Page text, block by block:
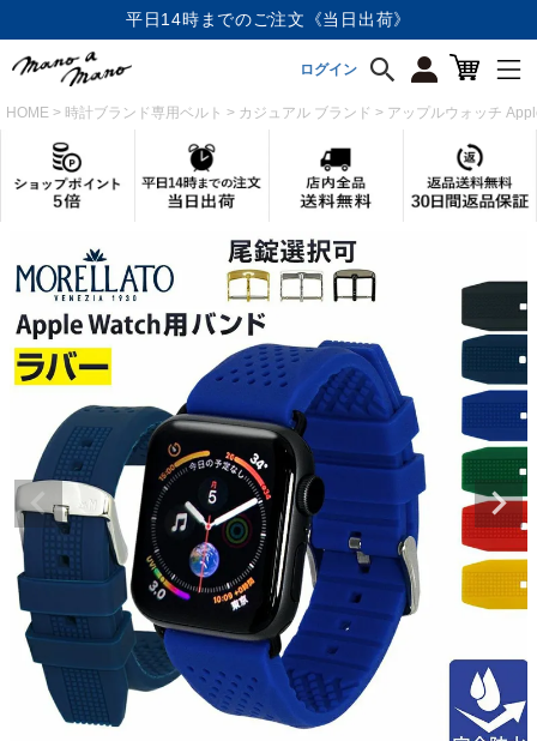
平日14時までのご注文《当日出荷》
店内全品《送料無料》
ログイン
HOME 時計ブランド専用ベルト カジュアル ブランド アップルウォッチ